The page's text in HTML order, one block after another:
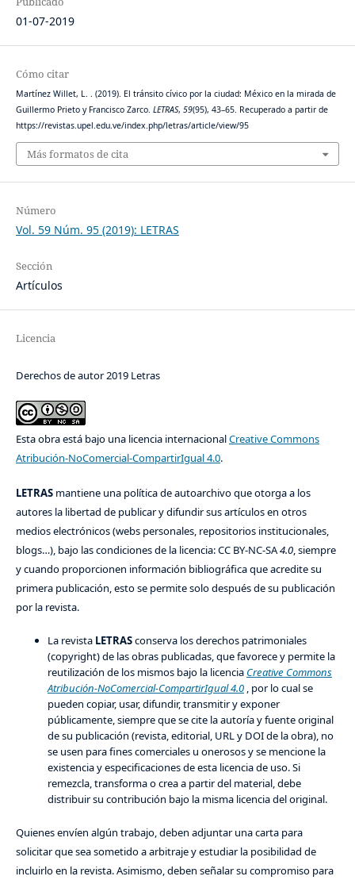
01-07-2019
Cómo citar
Martínez Willet, L. . (2019). El tránsito cívico por la ciudad: México en la mirada de
Guillermo Prieto y Francisco Zarco. LETRAS, 59(95), 43–65. Recuperado a partir de
https://revistas.upel.edu.ve/index.php/letras/article/view/95
Más formatos de cita
Número
Vol. 59 Núm. 95 (2019): LETRAS
Sección
Artículos
Licencia
Derechos de autor 2019 Letras
Esta obra está bajo una licencia internacionalCreative Commons
Atribución-NoComercial-CompartirIgual 4.0.
LETRASmantiene una política de autoarchivo que otorga a los
autores la libertad de publicar y difundir sus artículos en otros
medios electrónicos (webs personales, repositorios institucionales,
blogs…), bajo las condiciones de la licencia: CC BY-NC-SA4.0, siempre
y cuando proporcionen información bibliográfica que acredite su
primera publicación, esto se permite solo después de su publicación
por la revista.
La revista LETRASconserva los derechos patrimoniales
(copyright) de las obras publicadas, que favorece y permite la
reutilización de los mismos bajo la licencia Creative Commons
Atribución-NoComercial-CompartirIgual 4.0, por lo cual se
pueden copiar, usar, difundir, transmitir y exponer
públicamente, siempre que se cite la autoría y fuente original
de su publicación (revista, editorial, URL y DOI de la obra), no
se usen para fines comerciales u onerosos y se mencione la
existencia y especificaciones de esta licencia de uso. Si
remezcla, transforma o crea a partir del material, debe
distribuir su contribución bajo la misma licencia del original.
Quienes envíen algún trabajo, deben adjuntar una carta para
solicitar que sea sometido a arbitraje y estudiar la posibilidad de
incluirlo en la revista. Asimismo, deben señalar su compromiso para